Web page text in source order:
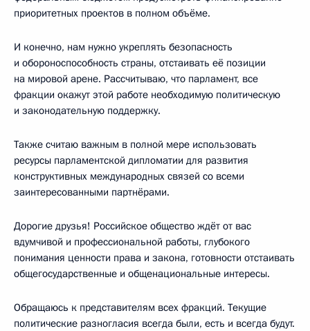
приоритетных проектов в полном объёме.
И конечно, нам нужно укреплять безопасность
и обороноспособность страны, отстаивать её позиции
на мировой арене. Рассчитываю, что парламент, все
фракции окажут этой работе необходимую политическую
и законодательную поддержку.
Также считаю важным в полной мере использовать
ресурсы парламентской дипломатии для развития
конструктивных международных связей со всеми
заинтересованными партнёрами.
Дорогие друзья! Российское общество ждёт от вас
вдумчивой и профессиональной работы, глубокого
понимания ценности права и закона, готовности отстаивать
общегосударственные и общенациональные интересы.
Обращаюсь к представителям всех фракций. Текущие
политические разногласия всегда были, есть и всегда будут.